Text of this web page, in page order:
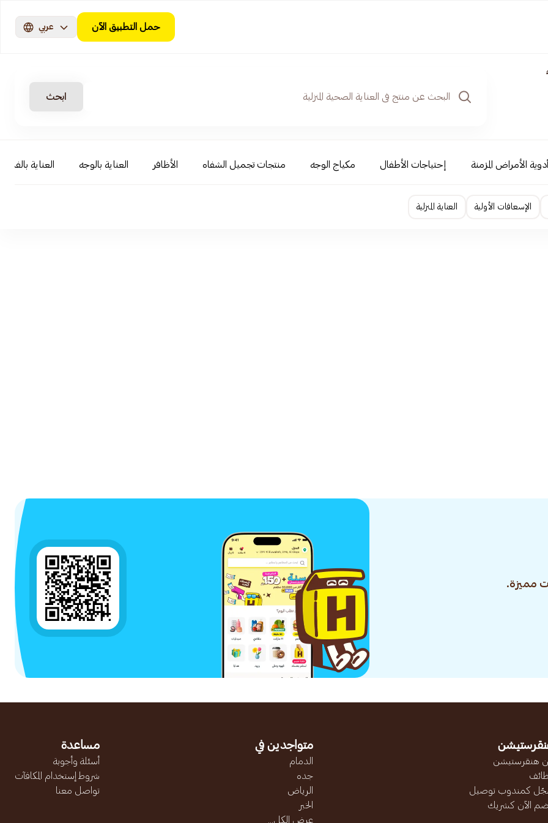
حمل التطبيق الآن عربي
ابحث
أدوية الأمراض المزمنة إحتياجات الأطفال مكياج الوجه منتجات تجميل الشفاه الأظافر العناية بالوجه العناية بالفم
الإسعافات الأولية العناية المنزلية
مميزة.
هنقرستيشن
كمندوب توصيل
الآن كشريك
متواجدين في
الدمام
جده
الرياض
الخبر
عرض الكل...
مساعدة
أسئلة وأجوبة
شروط إستخدام المكافآت
تواصل معنا